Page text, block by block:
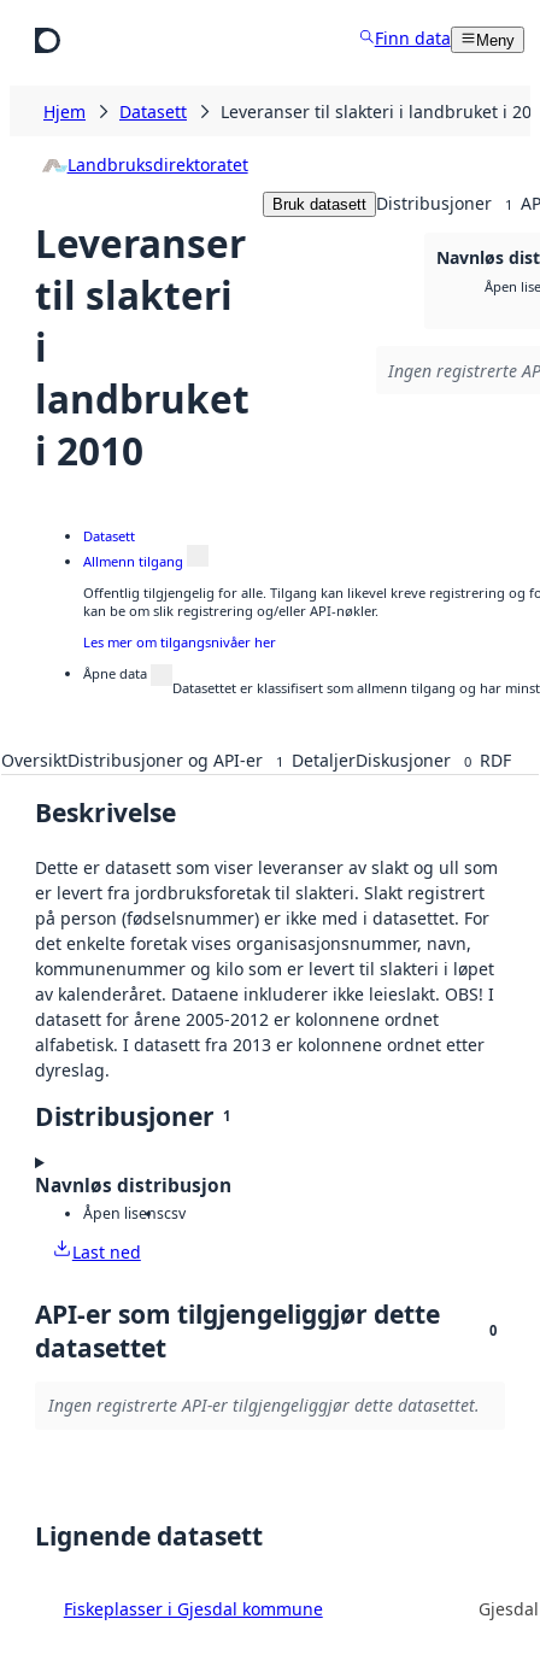
Finn data Meny
Hjem Datasett Leveranser til slakteri i landbruket i
Landbruksdirektoratet
Leveranser
til slakteri
i
landbruket
i 2010
Bruk datasett Distribusjoner 1
Navnløs
Åpen
Ingen registrerte
Datasett
Allmenn tilgang
Offentlig tilgjengelig for alle. Tilgang kan likevel kreve registrering og
kan be om slik registrering og/eller API-nøkler.
Les mer om tilgangsnivåer her
Åpne data
Datasettet er klassifisert som allmenn tilgang og har
OversiktDistribusjoner og API-er 1 DetaljerDiskusjoner 0 RDF
Beskrivelse
Dette er datasett som viser leveranser av slakt og ull som
er levert fra jordbruksforetak til slakteri. Slakt registrert
på person (fødselsnummer) er ikke med i datasettet. For
det enkelte foretak vises organisasjonsnummer, navn,
kommunenummer og kilo som er levert til slakteri i løpet
av kalenderåret. Dataene inkluderer ikke leieslakt. OBS! I
datasett for årene 2005-2012 er kolonnene ordnet
alfabetisk. I datasett fra 2013 er kolonnene ordnet etter
dyreslag.
Distribusjoner 1
Navnløs distribusjon
Åpen lisenscsv
Last ned
API-er som tilgjengeliggjør dette
datasettet
0
Ingen registrerte API-er tilgjengeliggjør dette datasettet.
Lignende datasett
Fiskeplasser i Gjesdal kommune